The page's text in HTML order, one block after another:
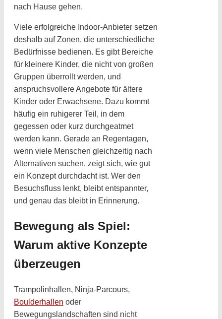
nach Hause gehen.
Viele erfolgreiche Indoor-Anbieter setzen
deshalb auf Zonen, die unterschiedliche
Bedürfnisse bedienen. Es gibt Bereiche
für kleinere Kinder, die nicht von großen
Gruppen überrollt werden, und
anspruchsvollere Angebote für ältere
Kinder oder Erwachsene. Dazu kommt
häufig ein ruhigerer Teil, in dem
gegessen oder kurz durchgeatmet
werden kann. Gerade an Regentagen,
wenn viele Menschen gleichzeitig nach
Alternativen suchen, zeigt sich, wie gut
ein Konzept durchdacht ist. Wer den
Besuchsfluss lenkt, bleibt entspannter,
und genau das bleibt in Erinnerung.
Bewegung als Spiel:
Warum aktive Konzepte
überzeugen
Trampolinhallen, Ninja-Parcours,
Boulderhallen oder
Bewegungslandschaften sind nicht